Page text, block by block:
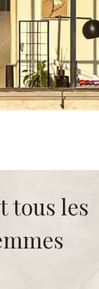
tous les